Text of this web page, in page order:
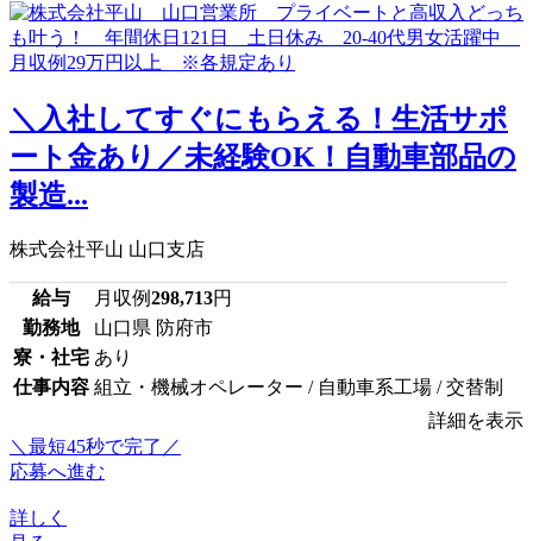
＼入社してすぐにもらえる！生活サポ
ート金あり／未経験OK！自動車部品の
製造...
株式会社平山 山口支店
給与 月収例298,713円
勤務地
山口県 防府市
寮・社宅 あり
仕事内容 組立・機械オペレーター / 自動車系工場 / 交替制
詳細を表示
＼最短45秒で完了／
応募へ進む
詳しく